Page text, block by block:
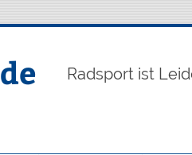
Radsport ist